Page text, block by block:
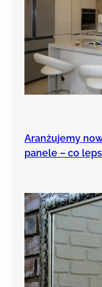
Aranżujemy
panele – co